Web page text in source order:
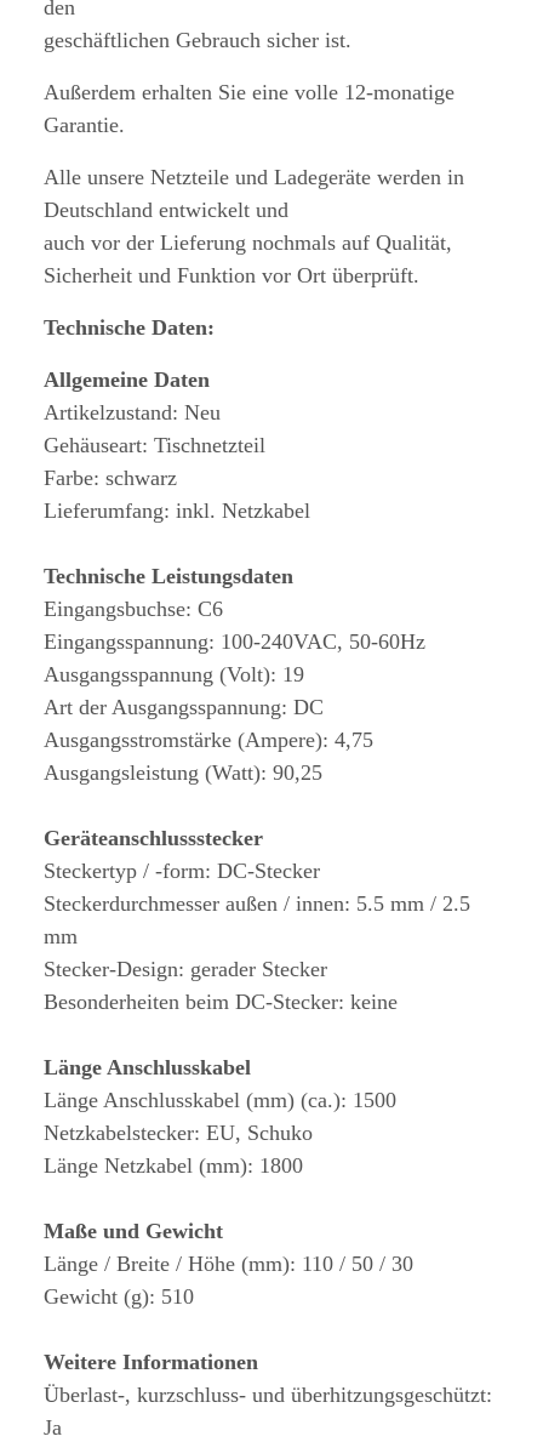
den
geschäftlichen Gebrauch sicher ist.
Außerdem erhalten Sie eine volle 12-monatige
Garantie.
Alle unsere Netzteile und Ladegeräte werden in
Deutschland entwickelt und
auch vor der Lieferung nochmals auf Qualität,
Sicherheit und Funktion vor Ort überprüft.
Technische Daten:
Allgemeine Daten
Artikelzustand: Neu
Gehäuseart: Tischnetzteil
Farbe: schwarz
Lieferumfang: inkl. Netzkabel
Technische Leistungsdaten
Eingangsbuchse: C6
Eingangsspannung: 100-240VAC, 50-60Hz
Ausgangsspannung (Volt): 19
Art der Ausgangsspannung: DC
Ausgangsstromstärke (Ampere): 4,75
Ausgangsleistung (Watt): 90,25
Geräteanschlussstecker
Steckertyp / -form: DC-Stecker
Steckerdurchmesser außen / innen: 5.5 mm / 2.5
mm
Stecker-Design: gerader Stecker
Besonderheiten beim DC-Stecker: keine
Länge Anschlusskabel
Länge Anschlusskabel (mm) (ca.): 1500
Netzkabelstecker: EU, Schuko
Länge Netzkabel (mm): 1800
Maße und Gewicht
Länge / Breite / Höhe (mm): 110 / 50 / 30
Gewicht (g): 510
Weitere Informationen
Überlast-, kurzschluss- und überhitzungsgeschützt:
Ja